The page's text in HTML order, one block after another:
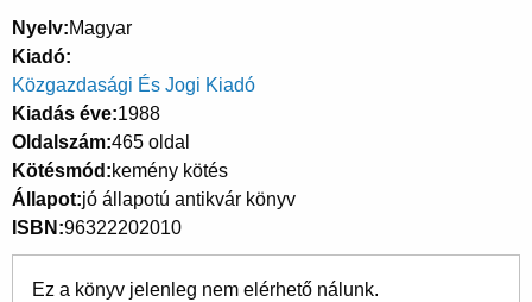
Nyelv Magyar
Kiadó
Közgazdasági És Jogi Kiadó
Kiadás éve 1988
Oldalszám 465 oldal
Kötésmód kemény kötés
Állapot jó állapotú antikvár könyv
ISBN 96322202010
Ez a könyv jelenleg nem elérhető nálunk.